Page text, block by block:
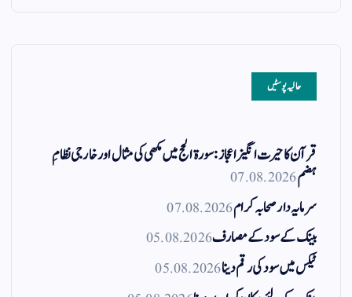
حالیہ پوسٹیں
قرآن کا حیرت انگیز اعجاز: سورۃ الحج میں مکھی کی مثال اور خارجی نظامِ
ہضم07.08.2026
سرمایہ دار صحابہ کرام07.08.2026
بینک کے سود کے مصارف05.08.2026
ٹیکس میں سود کی رقم دینا05.08.2026